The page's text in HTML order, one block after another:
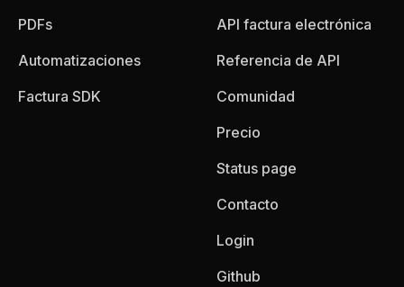
PDFs
Automatizaciones
Factura SDK
API factura electrónica
Referencia de API
Comunidad
Precio
Status page
Contacto
Login
Github